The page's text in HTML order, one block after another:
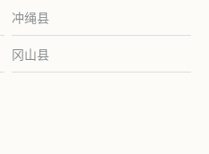
冲绳县
冈山县